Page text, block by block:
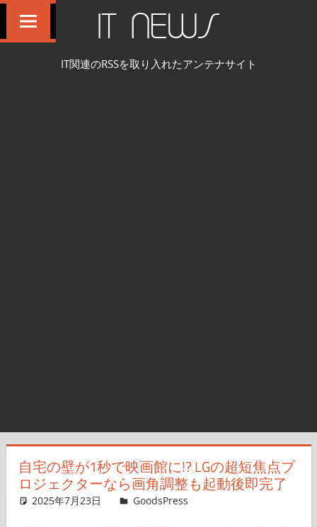
IT NEWS
IT関連のRSSを取り入れたアンテナサイト
自宅の壁が1秒で映画館に!? LGの超短焦点プ
ロジェクターなら画角調整も起動後即完了
2025年7月23日 ＆GP
GoodsPress